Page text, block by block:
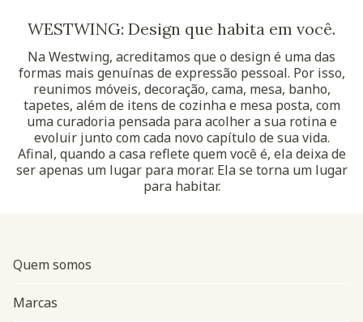
WESTWING: Design que habita em você.
Na Westwing, acreditamos que o design é uma das
formas mais genuínas de expressão pessoal. Por isso,
reunimos móveis, decoração, cama, mesa, banho,
tapetes, além de itens de cozinha e mesa posta, com
uma curadoria pensada para acolher a sua rotina e
evoluir junto com cada novo capítulo de sua vida.
Afinal, quando a casa reflete quem você é, ela deixa de
ser apenas um lugar para morar. Ela se torna um lugar
para habitar.
Quem somos
Marcas